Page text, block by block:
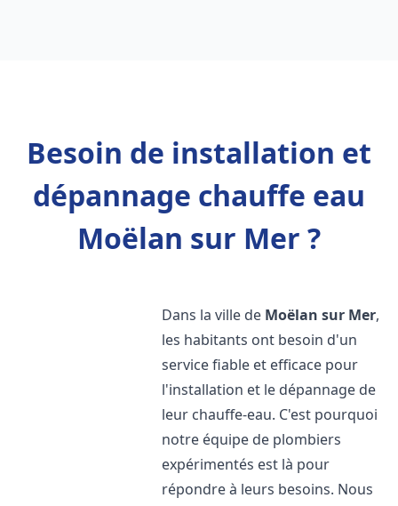
Besoin de installation et
dépannage chauffe eau
Moëlan sur Mer ?
Dans la ville de Moëlan sur Mer,
les habitants ont besoin d'un
service fiable et efficace pour
l'installation et le dépannage de
leur chauffe-eau. C'est pourquoi
notre équipe de plombiers
expérimentés est là pour
répondre à leurs besoins. Nous